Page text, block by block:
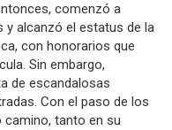
comenzó a
alcanzó el estatus de la
con honorarios que
Sin embargo,
de escandalosas
Con el paso de los
camino, tanto en su